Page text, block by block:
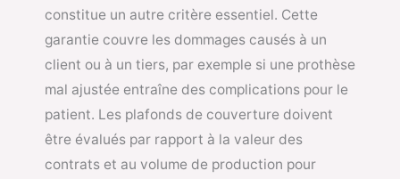
constitue un autre critère essentiel. Cette
garantie couvre les dommages causés à un
client ou à un tiers, par exemple si une prothèse
mal ajustée entraîne des complications pour le
patient. Les plafonds de couverture doivent
être évalués par rapport à la valeur des
contrats et au volume de production pour